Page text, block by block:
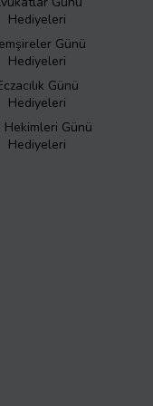
Hediyeleri
Günü
Hediyeleri
Günü
Hediyeleri
Hekimleri Günü
Hediyeleri